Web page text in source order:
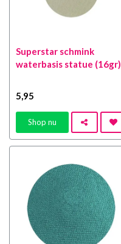
Superstar schmink
waterbasis statue (16gr)
5,95
Shop nu